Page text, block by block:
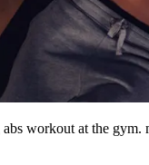
workout at the